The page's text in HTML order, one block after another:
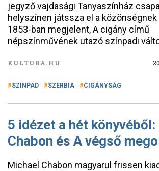
jegyző vajdasági Tanyaszínház
helyszínen játssza el a közönségnek
1853-ban megjelent, A cigány című
népszínművének utazó színpadi
KULTURA.HU
SZÍNPAD SZERBIA CIGÁNYSÁG
5 idézet a hét
Chabon és A végső
Michael Chabon magyarul frissen